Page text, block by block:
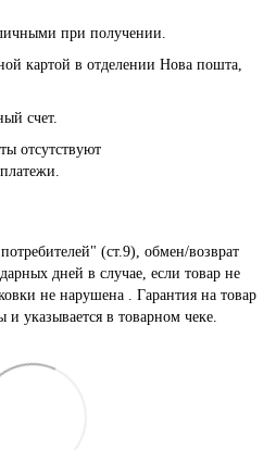
при получении.
картой в отделении Нова пошта,
счет.
отсутствуют
(ст.9), обмен/возврат
дней в случае, если товар не
не нарушена . Гарантия на товар
и указывается в товарном чеке.